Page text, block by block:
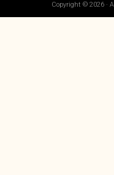
Copyright © 2026 ·